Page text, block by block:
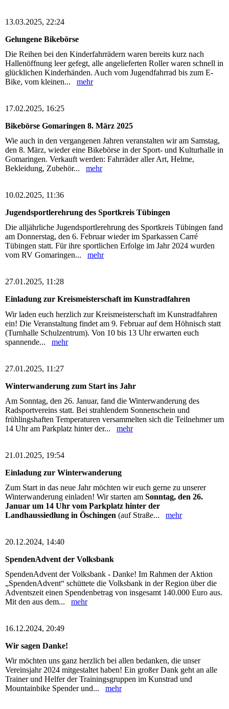
13.03.2025, 22:24
Gelungene Bikebörse
Die Reihen bei den Kinderfahrrädern waren bereits kurz nach
Hallenöffnung leer gefegt, alle angelieferten Roller waren schnell in
glücklichen Kinderhänden. Auch vom Jugendfahrrad bis zum E-
Bike, vom kleinen... mehr
17.02.2025, 16:25
Bikebörse Gomaringen 8. März 2025
Wie auch in den vergangenen Jahren veranstalten wir am Samstag,
den 8. März, wieder eine Bikebörse in der Sport- und Kulturhalle in
Gomaringen. Verkauft werden: Fahrräder aller Art, Helme,
Bekleidung, Zubehör... mehr
10.02.2025, 11:36
Jugendsportlerehrung des Sportkreis Tübingen
Die alljährliche Jugendsportlerehrung des Sportkreis Tübingen fand
am Donnerstag, den 6. Februar wieder im Sparkassen Carré
Tübingen statt. Für ihre sportlichen Erfolge im Jahr 2024 wurden
vom RV Gomaringen... mehr
27.01.2025, 11:28
Einladung zur Kreismeisterschaft im Kunstradfahren
Wir laden euch herzlich zur Kreismeisterschaft im Kunstradfahren
ein! Die Veranstaltung findet am 9. Februar auf dem Höhnisch statt
(Turnhalle Schulzentrum). Von 10 bis 13 Uhr erwarten euch
spannende... mehr
27.01.2025, 11:27
Winterwanderung zum Start ins Jahr
Am Sonntag, den 26. Januar, fand die Winterwanderung des
Radsportvereins statt. Bei strahlendem Sonnenschein und
frühlingshaften Temperaturen versammelten sich die Teilnehmer um
14 Uhr am Parkplatz hinter der... mehr
21.01.2025, 19:54
Einladung zur Winterwanderung
Zum Start in das neue Jahr möchten wir euch gerne zu unserer
Winterwanderung einladen! Wir starten am Sonntag, den 26.
Januar um 14 Uhr vom Parkplatz hinter der
Landhaussiedlung in Öschingen (auf Straße... mehr
20.12.2024, 14:40
SpendenAdvent der Volksbank
SpendenAdvent der Volksbank - Danke! Im Rahmen der Aktion
„SpendenAdvent“ schüttete die Volksbank in der Region über die
Adventszeit einen Spendenbetrag von insgesamt 140.000 Euro aus.
Mit den aus dem... mehr
16.12.2024, 20:49
Wir sagen Danke!
Wir möchten uns ganz herzlich bei allen bedanken, die unser
Vereinsjahr 2024 mitgestaltet haben! Ein großer Dank geht an alle
Trainer und Helfer der Trainingsgruppen im Kunstrad und
Mountainbike Spender und... mehr